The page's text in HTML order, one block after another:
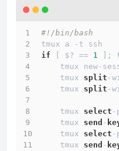
#!/bin/bash
tmux a -t ssh
if [ $? == 1 ];
tmux
    tmux
split -
    tmux
split -
    tmux
select -
    tmux
send -
    tmux
select -
    tmux
send -